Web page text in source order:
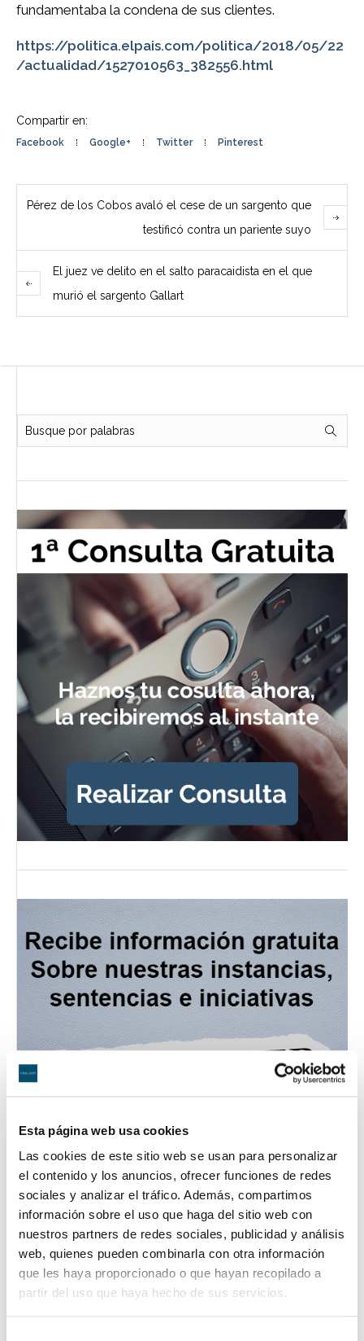
Esta página web usa cookies
Las cookies de este sitio web se usan para personalizar
el contenido y los anuncios, ofrecer funciones de redes
sociales y analizar el tráfico. Además, compartimos
información sobre el uso que haga del sitio web con
nuestros partners de redes sociales, publicidad y análisis
web, quienes pueden combinarla con otra información
que les haya proporcionado o que hayan recopilado a
partir del uso que haya hecho de sus servicios.
fundamentaba la condena de sus clientes.
https://politica.elpais.com/politica/2018/05/22
/actualidad/1527010563_382556.html
Compartir en:
Facebook Google+ Twitter Pinterest
Pérez de los Cobos avaló el cese de un sargento que
testificó contra un pariente suyo
El juez ve delito en el salto paracaidista en el que
murió el sargento Gallart
Novedades Jurídicas